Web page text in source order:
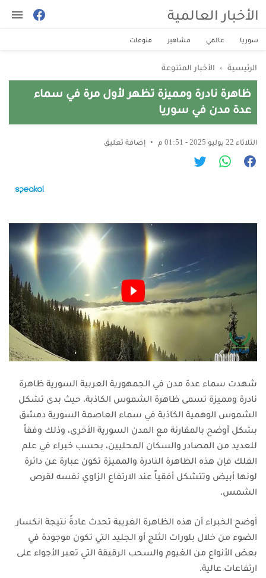
الأخبار العالمية
سوريا عالمي مشاهير منوعات
الرئيسية › الأخبار المتنوعة
ظاهرة نادرة ومميزة تظهر لأول مرة في سماء
عدة مدن في سوريا
الثلاثاء 22 يوليو 2025 - 01:51 م إضافة تعليق
شهدت سماء عدة مدن في الجمهورية العربية السورية ظاهرة
نادرة ومميزة تسمى ظاهرة الشموس الكاذبة، حيث بدى تشكل
الشموس الوهمية الكاذبة في سماء العاصمة السورية دمشق
بشكل أوضح بالمقارنة مع المدن السورية الأخرى، وذلك وفقاً
للعديد من المصادر والسكان المحليين، بحسب خبراء في علم
الفلك فإن هذه الظاهرة النادرة والمميزة تكون عبارة عن دائرة
لونها أبيض وتتشكل أفقياً عند الارتفاع الزاوي نفسه لقرص
الشمس.
أوضح الخبراء أن هذه الظاهرة الغريبة تحدث عادةً نتيجة انكسار
الضوء من خلال بلورات الثلج أو الجليد التي تكون موجودة في
بعض الأنواع من الغيوم والسحب الرقيقة التي تعبر الأجواء على
ارتفاعات عالية.